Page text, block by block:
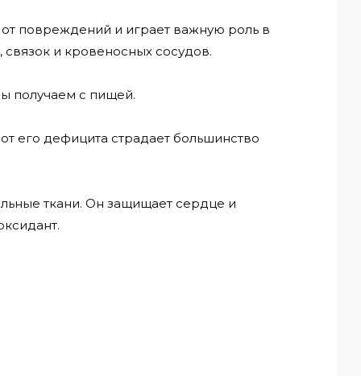
повреждений и играет важную роль в
и кровеносных сосудов.
получаем с пищей.
его дефицита страдает большинство
ткани. Он защищает сердце и